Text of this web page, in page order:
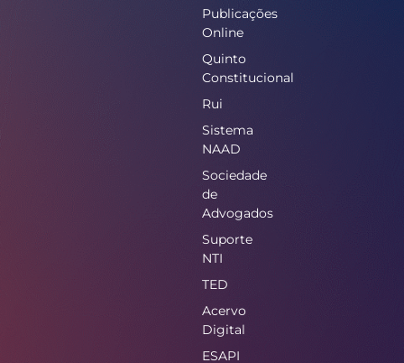
Publicações
Online
Quinto
Constitucional
Rui
Sistema
NAAD
Sociedade
de
Advogados
Suporte
NTI
TED
Acervo
Digital
ESAPI